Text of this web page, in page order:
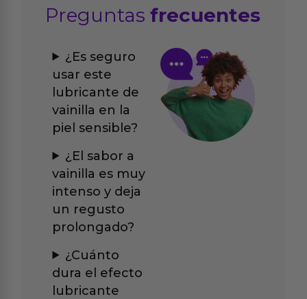
Preguntasfrecuentes
¿Es seguro
usar este
lubricante de
vainilla en la
piel sensible?
¿El sabor a
vainilla es muy
intenso y deja
un regusto
prolongado?
¿Cuánto
dura el efecto
lubricante